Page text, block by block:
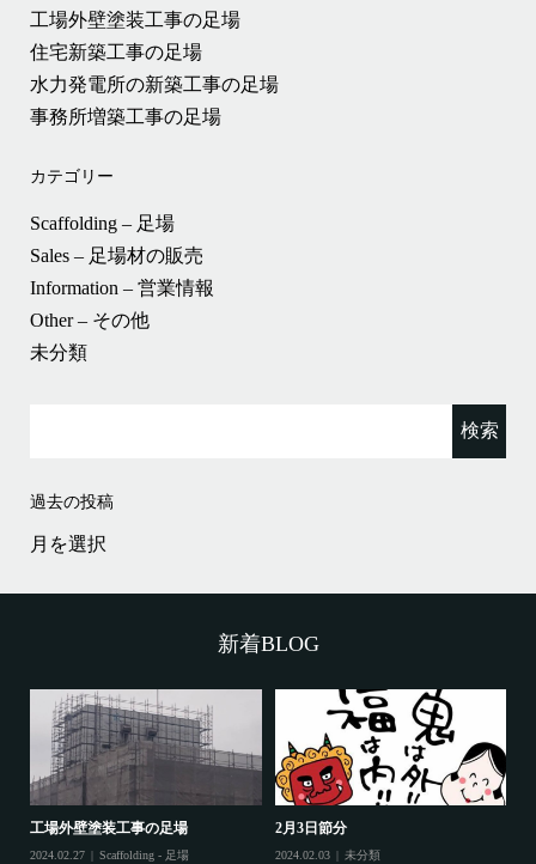
工場外壁塗装工事の足場
住宅新築工事の足場
水力発電所の新築工事の足場
事務所増築工事の足場
カテゴリー
Scaffolding – 足場
Sales – 足場材の販売
Information – 営業情報
Other – その他
未分類
過去の投稿
過
去
投
新着BLOG
工場外壁塗装工事の足場
2024.02.27 Scaffolding - 足場
2月3日節分
2024.02.03 未分類